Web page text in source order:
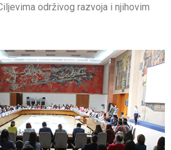
održivog razvoja i njihovim